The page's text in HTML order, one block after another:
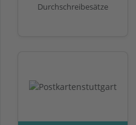
Durchschreibesätze